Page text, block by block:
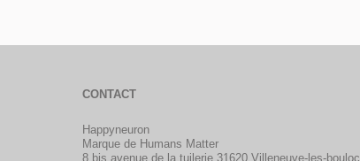
CONTACT
Happyneuron
Marque de Humans Matter
8 bis avenue de la tuilerie 31620 Villeneuve-les-bouloc